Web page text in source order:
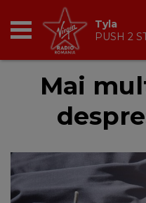
RADIO
BREAKFAST
TIC TALK
CÂȘTIGĂ
Tyla
PUSH 2
Mai